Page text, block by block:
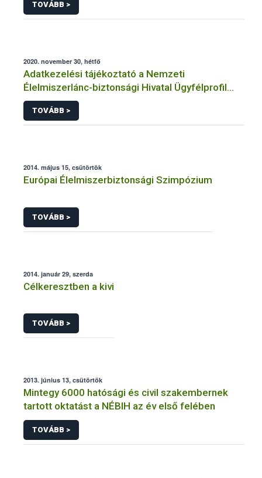
TOVÁBB >
2020. november 30, hétfő
Adatkezelési tájékoztató a Nemzeti
Élelmiszerlánc-biztonsági Hivatal Ügyfélprofil
Rendszerben állatgyógyászati termékek
témakörben közhatalmi eljárásaihoz kapcsolódó
adatkezeléséhez
TOVÁBB >
2014. május 15, csütörtök
Európai Élelmiszerbiztonsági Szimpózium
TOVÁBB >
2014. január 29, szerda
Célkeresztben a kivi
TOVÁBB >
2013. június 13, csütörtök
Mintegy 6000 hatósági és civil szakembernek
tartott oktatást a NÉBIH az év első felében
TOVÁBB >